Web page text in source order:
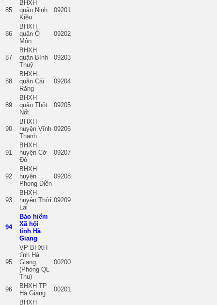
85
BHXH
quận Ninh
Kiều
09201
86
BHXH
quận Ô
Môn
09202
87
BHXH
quận Bình
Thuỷ
09203
88
BHXH
quận Cái
Răng
09204
89
BHXH
quận Thốt
Nốt
09205
90
BHXH
huyện Vĩnh
Thạnh
09206
91
BHXH
huyện Cờ
Đỏ
09207
92
BHXH
huyện
Phong Điền
09208
93
BHXH
huyện Thới
Lai
09209
94
Bảo hiểm
Xã hội
tỉnh Hà
Giang
95
VP BHXH
tỉnh Hà
Giang
(Phòng QL
Thu)
00200
96
BHXH TP
Hà Giang
00201
BHXH